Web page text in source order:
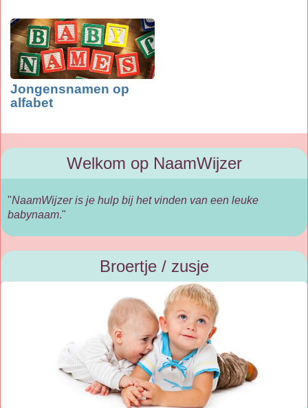
Jongensnamen op
alfabet
Welkom op NaamWijzer
"NaamWijzer is je hulp bij het vinden van een leuke
babynaam."
Broertje / zusje